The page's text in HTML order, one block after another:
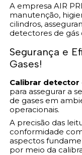
A empresa AIR
manutenção,
cilindros,
detectores de gás
Segurança e
Gases!
Calibrar detector
para assegurar a
de gases em
operacionais.
A precisão das
conformidade
aspectos
por meio da